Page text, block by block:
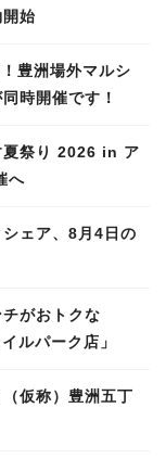
始
豊洲場外マルシ
時開催です！
夏祭り 2026 in ア
へ
ェア、8月4日の
がおトクな
ルパーク店」
仮称）豊洲五丁